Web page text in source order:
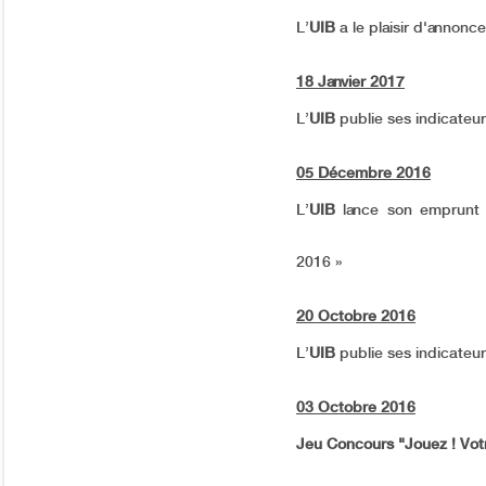
L’UIB a le plaisir
18 Janvier 2017
L’UIB publie ses
05 Décembre 2016
L’UIB lance son
2016 »
20 Octobre 2016
L’UIB publie ses
03 Octobre 2016
Jeu Concours "Jouez !